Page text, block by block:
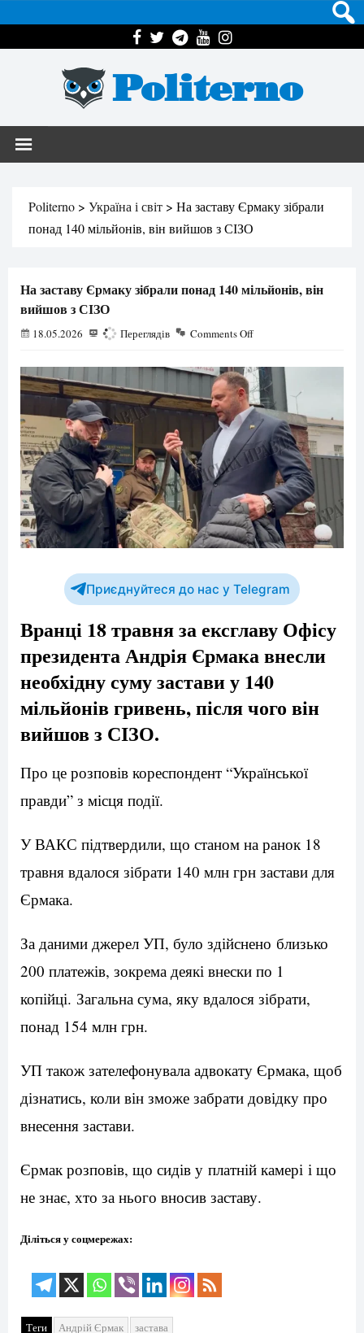
Politerno
Politerno > Україна і світ > На заставу Єрмаку зібрали
понад 140 мільйонів, він вийшов з СІЗО
На заставу Єрмаку зібрали понад 140 мільйонів, він
вийшов з СІЗО
18.05.2026 201 Переглядів Comments Off
Приєднуйтеся до нас у Telegram
Вранці 18 травня за ексглаву Офісу
президента Андрія Єрмака внесли
необхідну суму застави у 140
мільйонів гривень, після чого він
вийшов з СІЗО.
Про це розповів кореспондент “Української
правди” з місця події.
У ВАКС підтвердили, що станом на ранок 18
травня вдалося зібрати 140 млн грн застави для
Єрмака.
За даними джерел УП, було здійснено близько
200 платежів, зокрема деякі внески по 1
копійці. Загальна сума, яку вдалося зібрати,
понад 154 млн грн.
УП також зателефонувала адвокату Єрмака, щоб
дізнатись, коли він зможе забрати довідку про
внесення застави.
Єрмак розповів, що сидів у платній камері і що
не знає, хто за нього вносив заставу.
Діліться у соцмережах:
Теги Андрій Єрмак застава